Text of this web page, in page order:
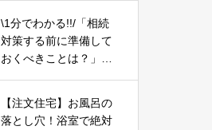
\1分でわかる!!/「相続
対策する前に準備して
おくべきことは？」
【注文住宅】お風呂の
落とし穴！浴室で絶対